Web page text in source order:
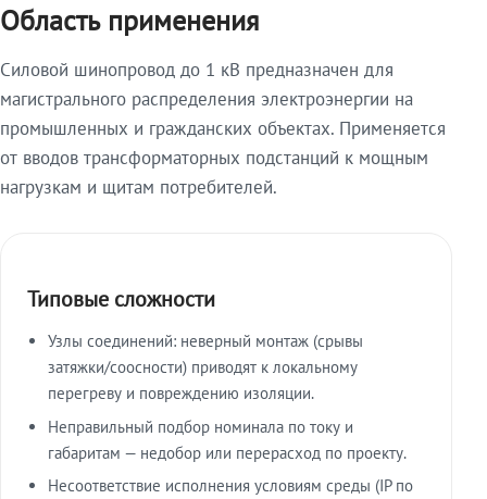
Область применения
Силовой шинопровод до 1 кВ предназначен для
магистрального распределения электроэнергии на
промышленных и гражданских объектах. Применяется
от вводов трансформаторных подстанций к мощным
нагрузкам и щитам потребителей.
Типовые сложности
Узлы соединений: неверный монтаж (срывы
затяжки/соосности) приводят к локальному
перегреву и повреждению изоляции.
Неправильный подбор номинала по току и
габаритам — недобор или перерасход по проекту.
Несоответствие исполнения условиям среды (IP по